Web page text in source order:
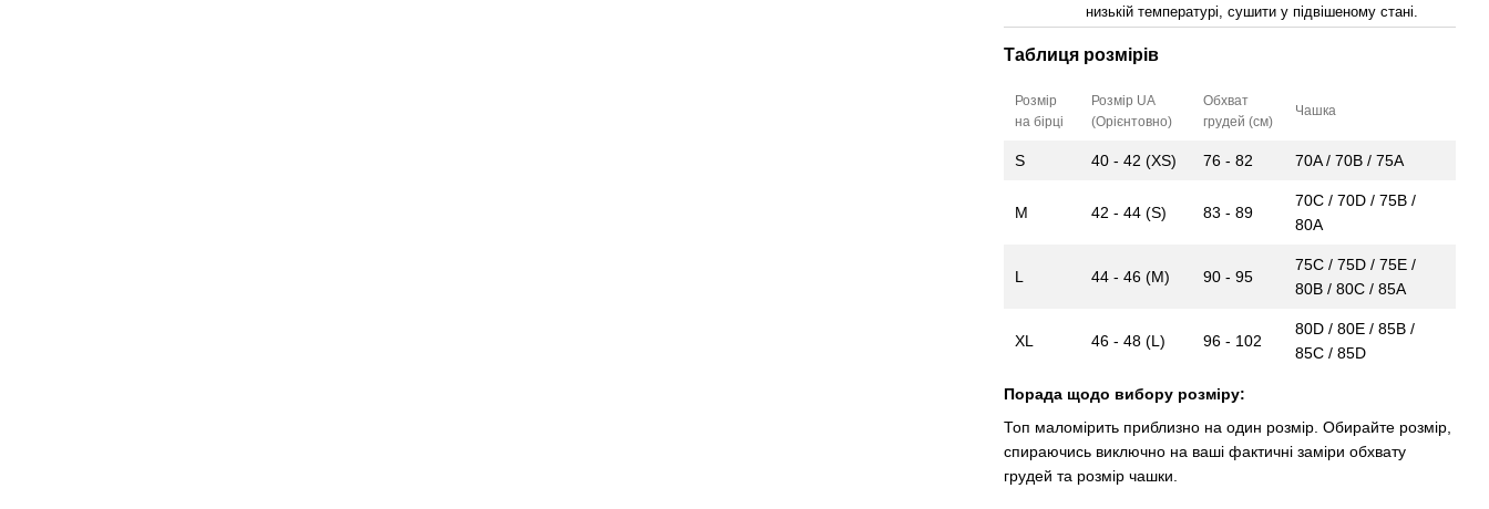
низькій температурі, сушити у підвішеному стані.
Таблиця розмірів
Розмір
на бірці
Розмір UA
(Орієнтовно)
Обхват
грудей (см)
Чашка
S 40 - 42 (XS) 76 - 82 70A / 70B / 75A
M 42 - 44 (S) 83 - 89
70C / 70D / 75B /
80A
L 44 - 46 (M) 90 - 95
75C / 75D / 75E /
80B / 80C / 85A
XL 46 - 48 (L) 96 - 102
80D / 80E / 85B /
85C / 85D
Порада щодо вибору розміру:
Топ маломірить приблизно на один розмір. Обирайте розмір,
спираючись виключно на ваші фактичні заміри обхвату
грудей та розмір чашки.